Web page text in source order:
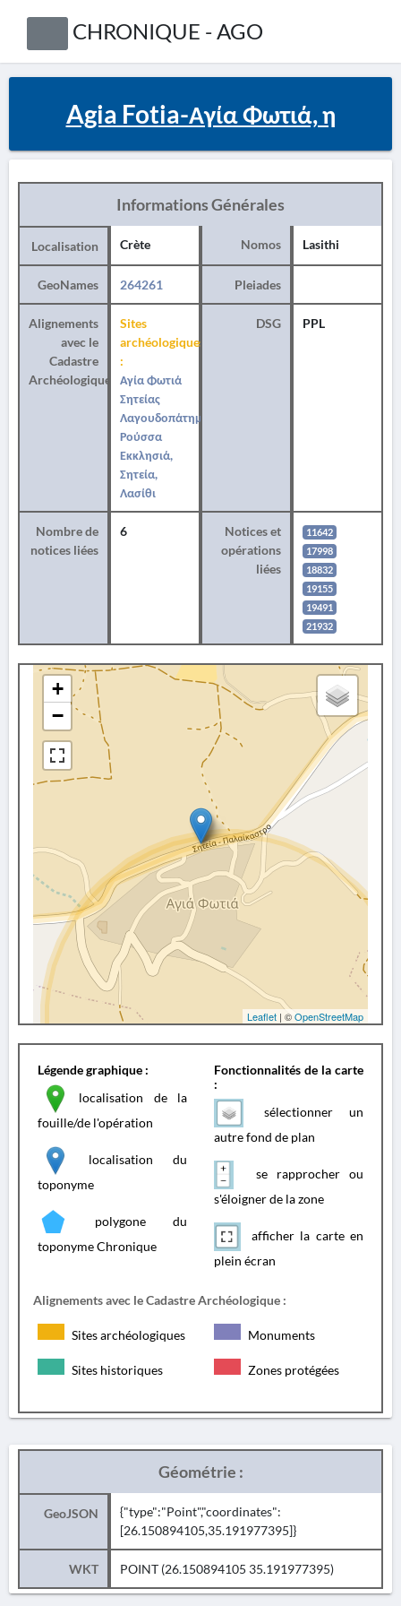
CHRONIQUE - AGO
Agia Fotia-Αγία Φωτιά, η
Informations Générales
Localisation Crète Nomos Lasithi
GeoNames 264261 Pleiades
Alignements
avec le
Cadastre
Archéologique
Sites
archéologiques
:
Αγία Φωτιά
Σητείας
Λαγουδοπάτημα,
Ρούσσα
Εκκλησιά,
Σητεία,
Λασίθι
DSG PPL
Nombre de
notices liées
6
Notices et
opérations
liées
11642
17998
18832
19155
19491
21932
+
−
Leaflet | ©OpenStreetMap
Légende graphique :
localisation de la
fouille/de l'opération
localisation du
toponyme
polygone du
toponyme Chronique
Fonctionnalités de la carte
:
sélectionner un
autre fond de plan
se rapprocher ou
s'éloigner de la zone
afficher la carte en
plein écran
Alignements avec le Cadastre Archéologique :
Sites archéologiques Monuments
Sites historiques Zones protégées
Géométrie :
GeoJSON
{"type":"Point","coordinates":
[26.150894105,35.191977395]}
WKT POINT (26.150894105 35.191977395)